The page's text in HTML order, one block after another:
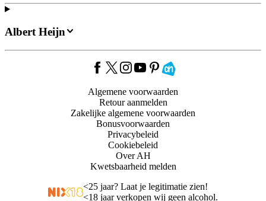
Albert Heijn
Algemene voorwaarden
Retour aanmelden
Zakelijke algemene voorwaarden
Bonusvoorwaarden
Privacybeleid
Cookiebeleid
Over AH
Kwetsbaarheid melden
<25 jaar? Laat je legitimatie zien!
<18 jaar verkopen wij geen alcohol.